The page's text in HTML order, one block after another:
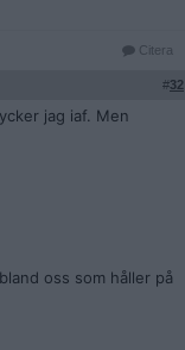
Citera
#32
jag iaf. Men
oss som håller på